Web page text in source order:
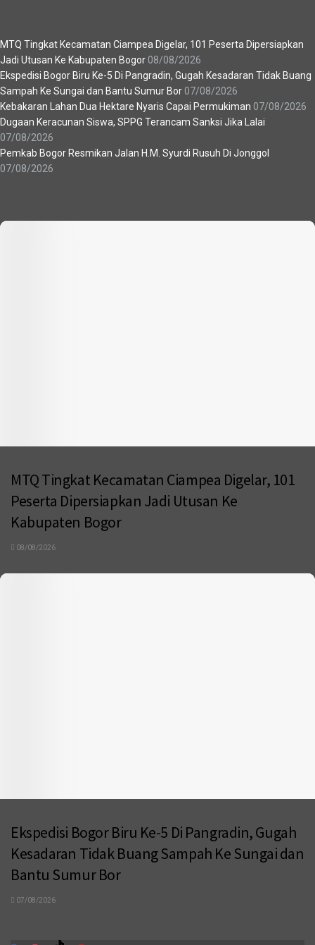
MTQ Tingkat Kecamatan Ciampea Digelar, 101 Peserta Dipersiapkan
Jadi Utusan Ke Kabupaten Bogor 08/08/2026
Ekspedisi Bogor Biru Ke-5 Di Pangradin, Gugah Kesadaran Tidak Buang
Sampah Ke Sungai dan Bantu Sumur Bor 07/08/2026
Kebakaran Lahan Dua Hektare Nyaris Capai Permukiman 07/08/2026
Dugaan Keracunan Siswa, SPPG Terancam Sanksi Jika Lalai
07/08/2026
Pemkab Bogor Resmikan Jalan H.M. Syurdi Rusuh Di Jonggol
07/08/2026
MTQ Tingkat Kecamatan Ciampea Digelar, 101
Peserta Dipersiapkan Jadi Utusan Ke
Kabupaten Bogor
08/08/2026
Ekspedisi Bogor Biru Ke-5 Di Pangradin, Gugah
Kesadaran Tidak Buang Sampah Ke Sungai dan
Bantu Sumur Bor
07/08/2026